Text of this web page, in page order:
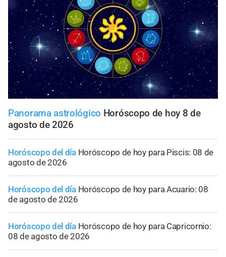
Panorama astrológico Horóscopo de hoy 8 de
agosto de 2026
Horóscopo del día Horóscopo de hoy para Piscis: 08 de
agosto de 2026
Horóscopo del día Horóscopo de hoy para Acuario: 08
de agosto de 2026
Horóscopo del día Horóscopo de hoy para Capricornio:
08 de agosto de 2026